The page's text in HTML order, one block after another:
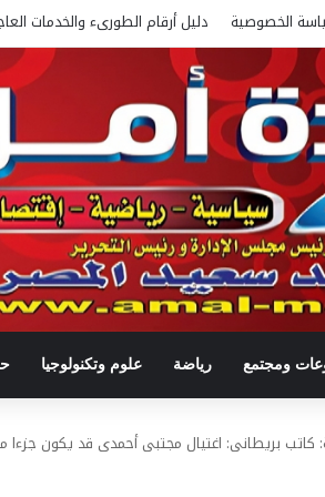
الخصوصية دليل أرقام الطورىء والخدمات
ومجتمع رياضة علوم وتكنولوجيا
كاتب بريطانى: اغتيال مجتبى أحمدى قد يكون جزءا